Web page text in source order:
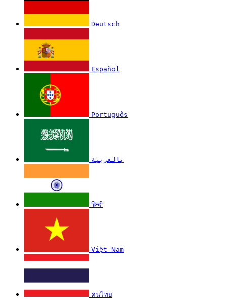
Deutsch
Español
Português
بالعربية
हिन्दी
Việt Nam
คนไทย